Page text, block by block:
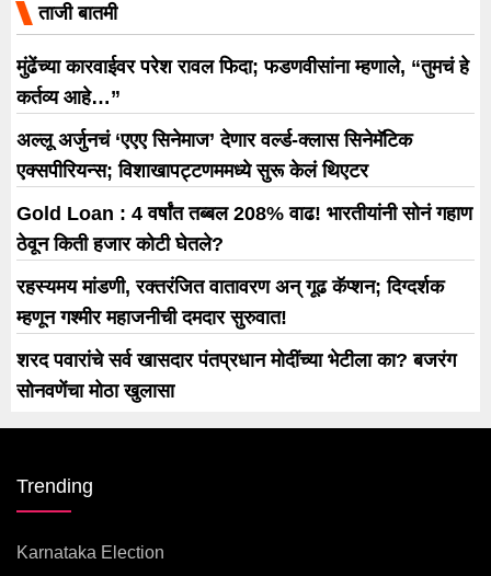
ताजी बातमी
मुंढेंच्या कारवाईवर परेश रावल फिदा; फडणवीसांना म्हणाले, “तुमचं हे
कर्तव्य आहे…”
अल्लू अर्जुनचं ‘एएए सिनेमाज’ देणार वर्ल्ड-क्लास सिनेमॅटिक
एक्सपीरियन्स; विशाखापट्टणममध्ये सुरू केलं थिएटर
Gold Loan : 4 वर्षांत तब्बल 208% वाढ! भारतीयांनी सोनं गहाण
ठेवून किती हजार कोटी घेतले?
रहस्यमय मांडणी, रक्तरंजित वातावरण अन् गूढ कॅप्शन; दिग्दर्शक
म्हणून गश्मीर महाजनीची दमदार सुरुवात!
शरद पवारांचे सर्व खासदार पंतप्रधान मोदींच्या भेटीला का? बजरंग
सोनवणेंचा मोठा खुलासा
Trending
Karnataka Election